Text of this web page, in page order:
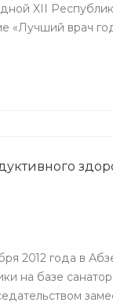
XII
«Лучший врач
2012 года в
на базе